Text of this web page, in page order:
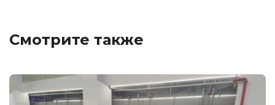
Смотрите также